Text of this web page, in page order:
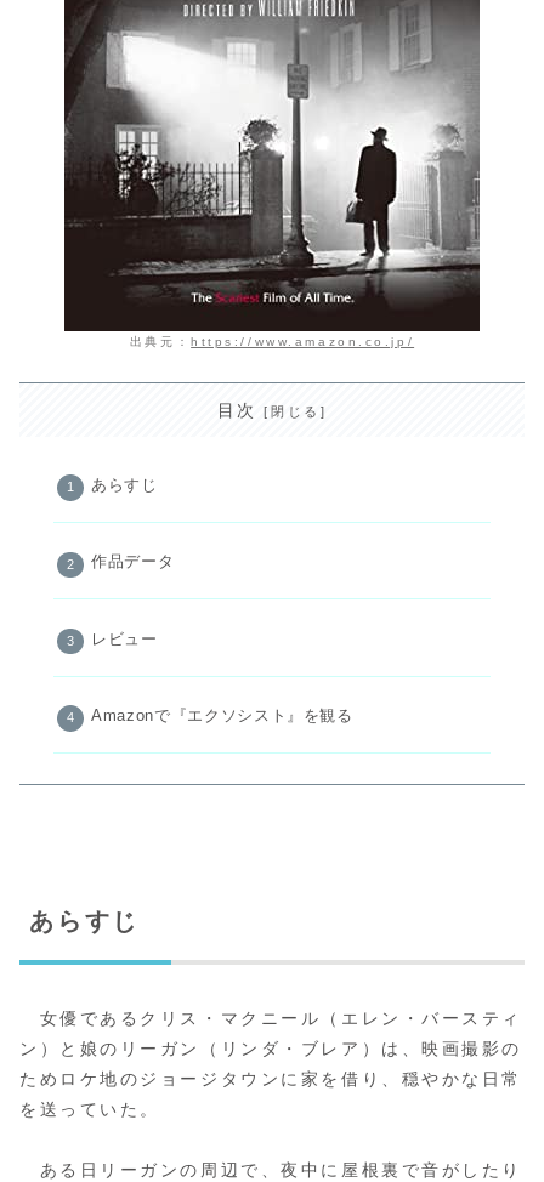
出典元：https://www.amazon.co.jp/
目次
あらすじ
作品データ
レビュー
Amazonで『エクソシスト』を観る
あらすじ
女優であるクリス・マクニール（エレン・バースティ
ン）と娘のリーガン（リンダ・ブレア）は、映画撮影の
ためロケ地のジョージタウンに家を借り、穏やかな日常
を送っていた。
ある日リーガンの周辺で、夜中に屋根裏で音がしたり